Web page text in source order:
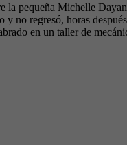
la pequeña Michelle
y no regresó, horas
en un taller de